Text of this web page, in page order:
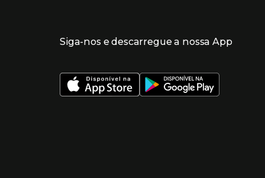
ventana)
ventana)
Siga-nos e descarregue a nossa App